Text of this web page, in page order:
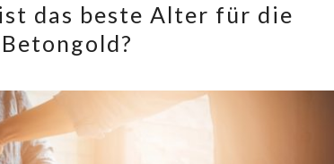
das beste Alter für die